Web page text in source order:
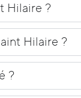
Hilaire ?
Hilaire ?
?